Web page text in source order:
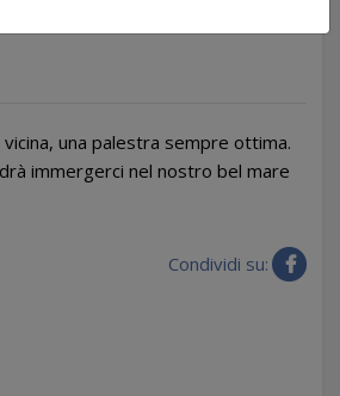
una palestra sempre ottima.
immergerci nel nostro bel mare
Condividi su: